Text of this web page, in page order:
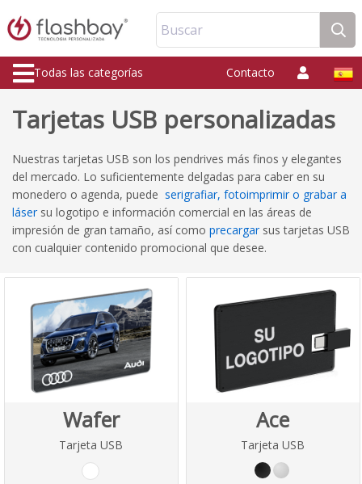
Buscar
Todas las categorías Contacto
Tarjetas USB personalizadas
Nuestras tarjetas USB son los pendrives más finos y elegantes
del mercado. Lo suficientemente delgadas para caber en su
monedero o agenda, puede serigrafiar, fotoimprimir o grabar a
láser su logotipo e información comercial en las áreas de
impresión de gran tamaño, así como precargar sus tarjetas USB
con cualquier contenido promocional que desee.
Wafer
Tarjeta USB
Ace
Tarjeta USB